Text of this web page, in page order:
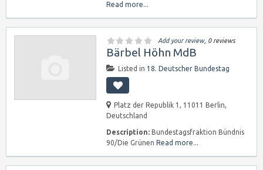
Read more...
Add your review, 0 reviews
Bärbel Höhn MdB
Listed in 18. Deutscher Bundestag
Platz der Republik 1, 11011 Berlin,
Deutschland
Description: Bundestagsfraktion Bündnis
90/Die Grünen Read more...